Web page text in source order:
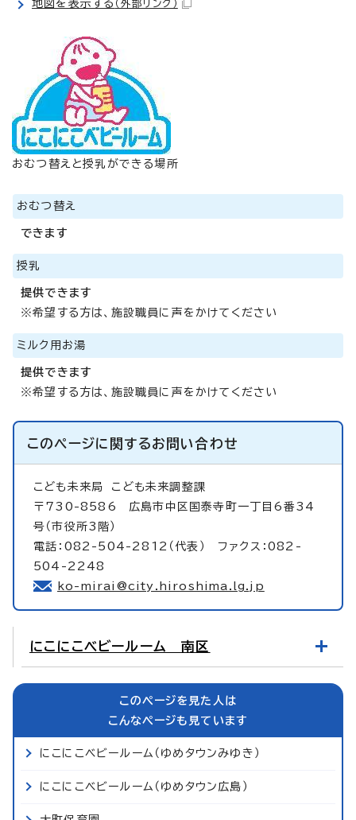
地図を表示する （外部リンク）
おむつ替えと授乳ができる場所
おむつ替え
できます
授乳
提供できます
※希望する方は、施設職員に声をかけてください
ミルク用お湯
提供できます
※希望する方は、施設職員に声をかけてください
このページに関するお問い合わせ
こども未来局 こども未来調整課
〒730-8586 広島市中区国泰寺町一丁目6番34
号（市役所3階）
電話：082-504-2812（代表） ファクス：082-
504-2248
ko-mirai@city.hiroshima.lg.jp
にこにこベビールーム 南区
このページを見た人は
こんなページも見ています
にこにこベビールーム（ゆめタウンみゆき）
にこにこベビールーム（ゆめタウン広島）